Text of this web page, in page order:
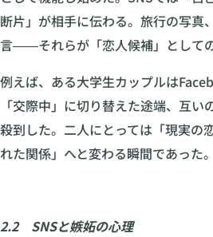
断片」が相手に伝わる。旅行の写真
言――それらが「恋人候補」として
例えば、ある大学生カップルは
「交際中」に切り替えた途端、互
殺到した。二人にとっては「現実の
れた関係」へと変わる瞬間であった。
2.2 SNSと嫉妬の心理